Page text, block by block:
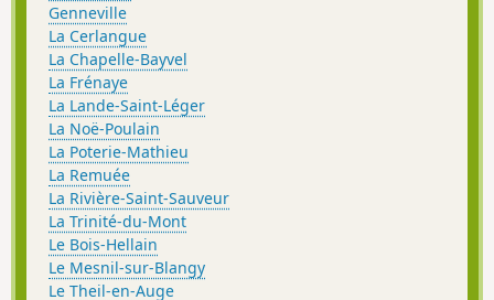
Genneville
La Cerlangue
La Chapelle-Bayvel
La Frénaye
La Lande-Saint-Léger
La Noë-Poulain
La Poterie-Mathieu
La Remuée
La Rivière-Saint-Sauveur
La Trinité-du-Mont
Le Bois-Hellain
Le Mesnil-sur-Blangy
Le Theil-en-Auge